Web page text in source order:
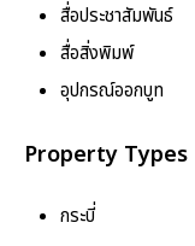
สื่อประชาสัมพันธ์
สื่อสิ่งพิมพ์
อุปกรณ์ออกบูท
Property Types
กระบี่